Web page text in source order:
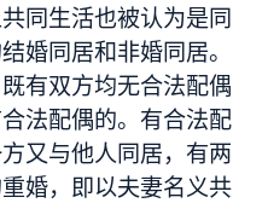
同生活也被认为是同
婚同居和非婚同居。
有双方均无合法配偶
法配偶的。有合法配
又与他人同居，有两
婚，即以夫妻名义共